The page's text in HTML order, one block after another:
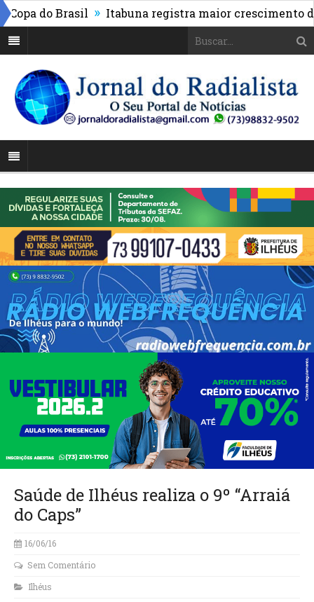
do Brasil » Itabuna registra maior crescimento do
Saúde de Ilhéus realiza o 9º “Arraiá
do Caps”
16/06/16
Sem Comentário
Ilhéus